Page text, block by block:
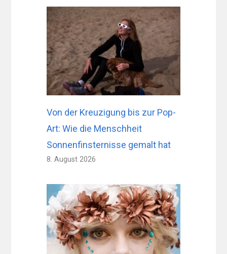
Von der Kreuzigung bis zur Pop-
Art: Wie die Menschheit
Sonnenfinsternisse gemalt hat
8. August 2026